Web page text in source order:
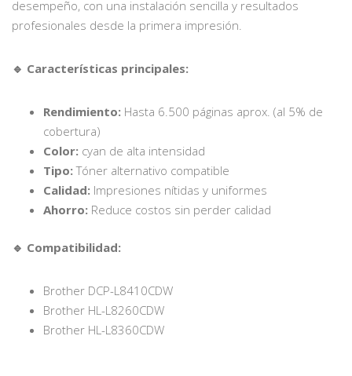
desempeño, con una instalación sencilla y resultados
profesionales desde la primera impresión.
🔹 Características principales:
Rendimiento: Hasta 6.500 páginas aprox. (al 5% de
cobertura)
Color: cyan de alta intensidad
Tipo: Tóner alternativo compatible
Calidad: Impresiones nítidas y uniformes
Ahorro: Reduce costos sin perder calidad
🔹 Compatibilidad:
Brother DCP-L8410CDW
Brother HL-L8260CDW
Brother HL-L8360CDW